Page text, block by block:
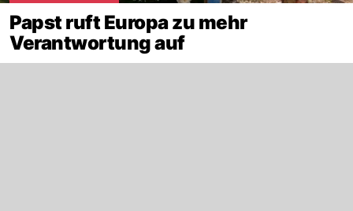
Ursprünglich absolvierte Jorge Mario Bergoglio,
wie Papst Franziskus bürgerlich heisst, eine
Papst ruft Europa zu mehr
Verantwortung auf